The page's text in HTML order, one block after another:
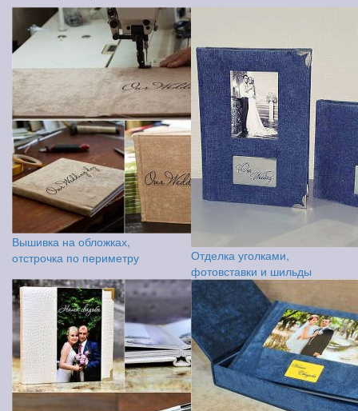
Вышивка на обложках,
отстрочка по периметру
Отделка уголками,
фотовставки и шильды